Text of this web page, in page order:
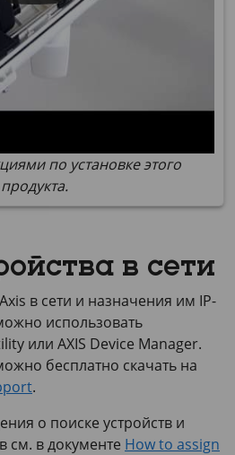
по установке этого
продукта.
в сети
в сети и назначения им IP-
использовать
или AXIS Device Manager.
бесплатно скачать на
.
о поиске устройств и
см. в документе How to assign